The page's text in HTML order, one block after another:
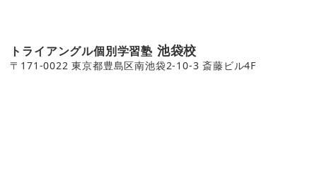
トライアングル個別学習塾 池袋校
〒171-0022 東京都豊島区南池袋2-10-3 斎藤ビル4F